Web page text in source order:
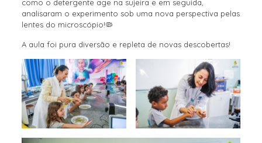
como o detergente age na sujeira e em seguida,
analisaram o experimento sob uma nova perspectiva pelas
lentes do microscópio!🦠
A aula foi pura diversão e repleta de novas descobertas!